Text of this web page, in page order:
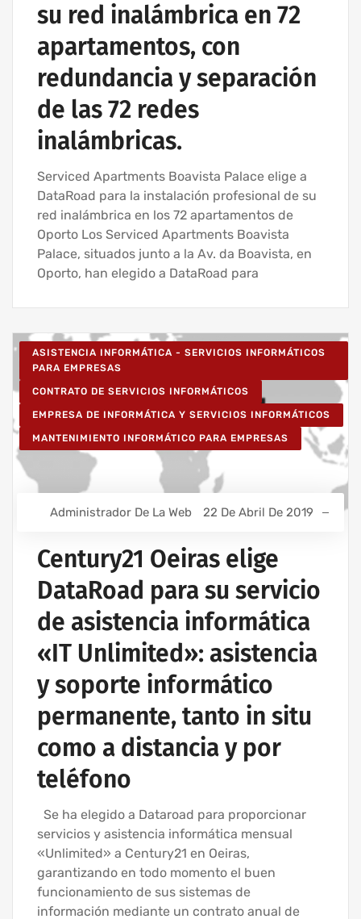
su red inalámbrica en 72
apartamentos, con
redundancia y separación
de las 72 redes
inalámbricas.
Serviced Apartments Boavista Palace elige a
DataRoad para la instalación profesional de su
red inalámbrica en los 72 apartamentos de
Oporto Los Serviced Apartments Boavista
Palace, situados junto a la Av. da Boavista, en
Oporto, han elegido a DataRoad para
ASISTENCIA INFORMÁTICA - SERVICIOS INFORMÁTICOS
PARA EMPRESAS
CONTRATO DE SERVICIOS INFORMÁTICOS
EMPRESA DE INFORMÁTICA Y SERVICIOS INFORMÁTICOS
MANTENIMIENTO INFORMÁTICO PARA EMPRESAS
Administrador De La Web 22 De Abril De 2019
Century21 Oeiras elige
DataRoad para su servicio
de asistencia informática
«IT Unlimited»: asistencia
y soporte informático
permanente, tanto in situ
como a distancia y por
teléfono
Se ha elegido a Dataroad para proporcionar
servicios y asistencia informática mensual
«Unlimited» a Century21 en Oeiras,
garantizando en todo momento el buen
funcionamiento de sus sistemas de
información mediante un contrato anual de